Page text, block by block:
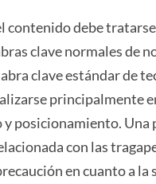
contenido debe
clave normales de
clave estándar de
principalmente
posicionamiento. Una
con las
en cuanto a la